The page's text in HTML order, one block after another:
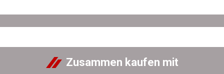
Zusammen kaufen mit